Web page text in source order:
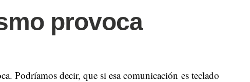
provoca
Podríamos decir, que si esa comunicación es teclado